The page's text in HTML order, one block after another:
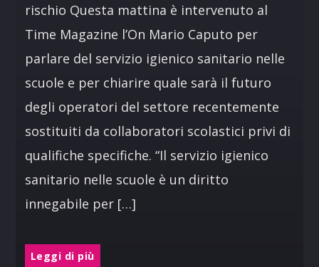
rischio Questa mattina è intervenuto al
Time Magazine l’On Mario Caputo per
parlare del servizio igienico sanitario nelle
scuole e per chiarire quale sarà il futuro
degli operatori del settore recentemente
sostituiti da collaboratori scolastici privi di
qualifiche specifiche. “Il servizio igienico
sanitario nelle scuole è un diritto
innegabile per […]
Leggi di più